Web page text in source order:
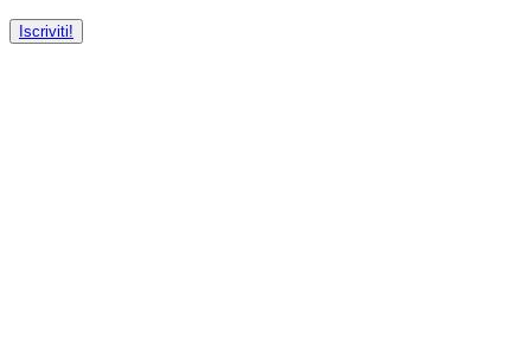
Iscriviti!